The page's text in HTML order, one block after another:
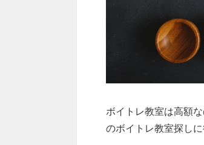
ボイトレ教室は高額
のボイトレ教室探し